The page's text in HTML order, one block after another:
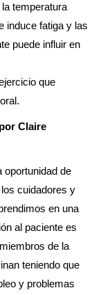
temperatura
induce fatiga y las
puede influir en
que
Claire
oportunidad de
cuidadores y
en una
al paciente es
de la
teniendo que
y problemas